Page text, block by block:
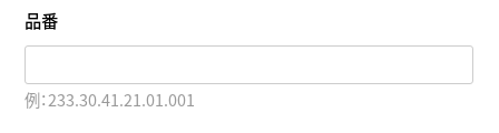
品番
例：233.30.41.21.01.001